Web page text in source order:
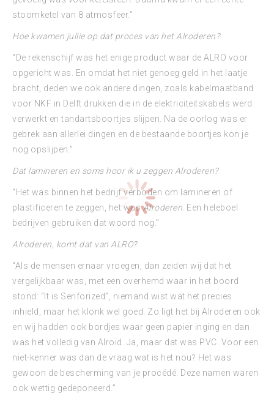
stoomketel van 8 atmosfeer.”
Hoe kwamen jullie op dat proces van het Alroderen?
“De rekenschijf was het enige product waar de ALRO voor
opgericht was. En omdat het niet genoeg geld in het laatje
bracht, deden we ook andere dingen, zoals kabelmaatband
voor NKF in Delft drukken die in de elektriciteitskabels werd
verwerkt en tandartsboortjes slijpen. Na de oorlog was er
gebrek aan allerlei dingen en de bestaande boortjes kon je
nog opslijpen.”
Dat lamineren en soms hoor ik u zeggen Alroderen?
“Het was binnen het bedrijf verboden om lamineren of
plastificeren te zeggen, het wasAlroderen. Een heleboel
bedrijven gebruiken dat woord nog.”
Alroderen, komt dat van ALRO?
“Als de mensen ernaar vroegen, dan zeiden wij dat het
vergelijkbaar was, met een overhemd waar in het boord
stond: “It is Senforized”, niemand wist wat het precies
inhield, maar het klonk wel goed. Zo ligt het bij Alroderen ook
en wij hadden ook bordjes waar geen papier inging en dan
was het volledig van Alroïd. Ja, maar dat was PVC. Voor een
niet-kenner was dan de vraag wat is het nou? Het was
gewoon de bescherming van je procédé. Deze namen waren
ook wettig gedeponeerd.”